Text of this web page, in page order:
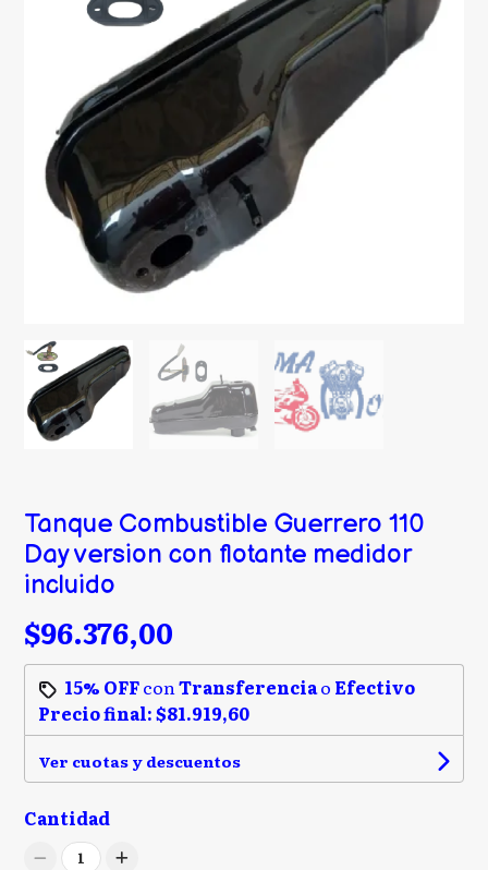
Tanque Combustible Guerrero 110
Day version con flotante medidor
incluido
$96.376,00
15% OFFconTransferenciao Efectivo
Precio final:$81.919,60
Ver cuotas y descuentos
Cantidad
1